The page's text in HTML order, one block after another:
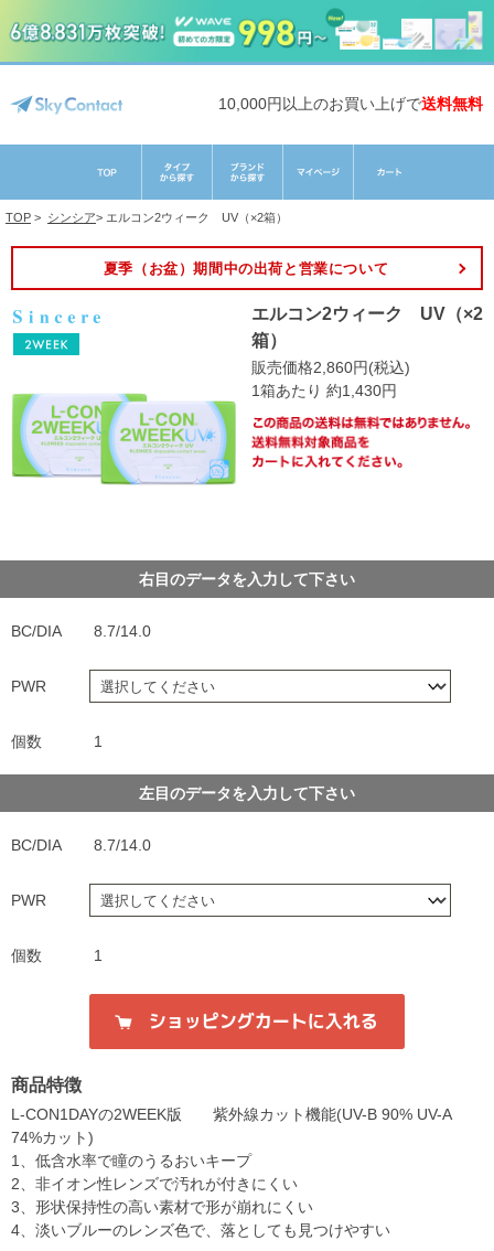
10,000円以上のお買い上げで送料無料
TOP > シンシア> エルコン2ウィーク UV（×2箱）
夏季（お盆）期間中の出荷と営業について
エルコン2ウィーク UV（×2
箱）
販売価格2,860円(税込)
1箱あたり 約1,430円
右目のデータを入力して下さい
BC/DIA 8.7/14.0
PWR
個数 1
左目のデータを入力して下さい
BC/DIA 8.7/14.0
PWR
個数 1
商品特徴
L-CON1DAYの2WEEK版 紫外線カット機能(UV-B 90% UV-A
74%カット)
1、低含水率で瞳のうるおいキープ
2、非イオン性レンズで汚れが付きにくい
3、形状保持性の高い素材で形が崩れにくい
4、淡いブルーのレンズ色で、落としても見つけやすい